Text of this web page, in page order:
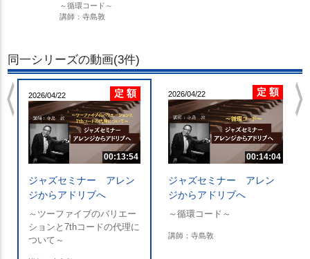
～循環コード～
講師：寺島敦
同一シリーズの動画(3件)
2026/04/22 定 額
00:13:54
ジャズセミナー アレン
ジからアドリブへ
～ツーファイブのバリエー
ションと7thコードの代理に
ついて～
2026/04/22 定 額
00:14:04
ジャズセミナー アレン
ジからアドリブへ
～循環コード～
講師：寺島敦
chevron_left chevron_right